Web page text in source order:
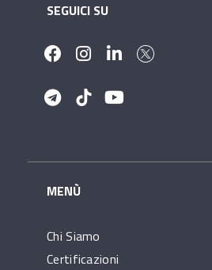
SEGUICI SU
MENÙ
Chi Siamo
Certificazioni